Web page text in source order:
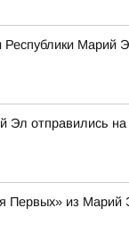
Марий
Эл отправились
Первых» из